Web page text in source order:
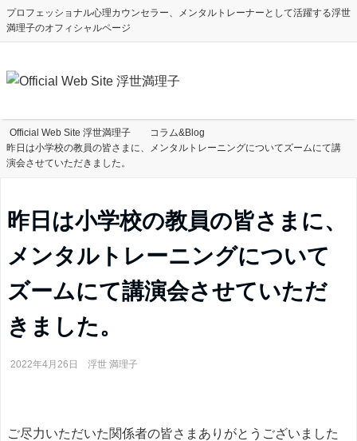
プロフェッショナル心理カウンセラー、メンタルトレーナーとして活躍する浮世
満理子のオフィシャルページ
Official Web Site 浮世満理子
コラム&Blog
昨日は小学校の教員の皆さまに、メンタルトレーニングについてズームにて講
演会させていただきました。
昨日は小学校の教員の皆さまに、
メンタルトレーニングについて
ズームにて講演会させていただ
きました。
2022年4月26日 浮世 満理子
ご尽力いただいた関係者の皆さまありがとうございました